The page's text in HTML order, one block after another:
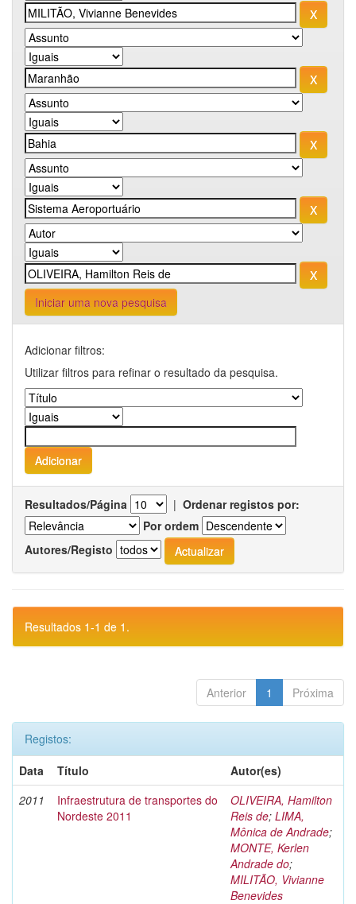
Iniciar uma nova pesquisa
Adicionar filtros:
Utilizar filtros para refinar o resultado da pesquisa.
Resultados/Página | Ordenar registos por:
Por ordem
Autores/Registo
Resultados 1-1 de 1.
Anterior 1 Próxima
Registos:
Data
Título
Autor(es)
2011
Infraestrutura de transportes do
Nordeste 2011
OLIVEIRA, Hamilton
Reis de; LIMA,
Mônica de Andrade;
MONTE, Kerlen
Andrade do;
MILITÃO, Vivianne
Benevides